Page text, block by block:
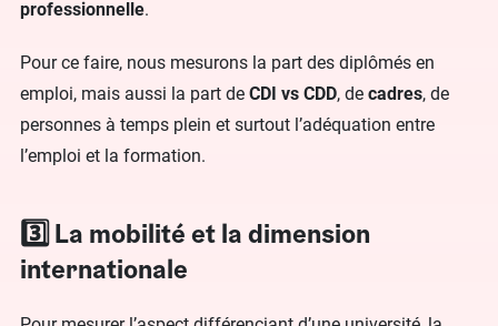
professionnelle.
Pour ce faire, nous mesurons la part des diplômés en
emploi, mais aussi la part de CDI vs CDD, de cadres, de
personnes à temps plein et surtout l’adéquation entre
l’emploi et la formation.
3️⃣ La mobilité et la dimension
internationale